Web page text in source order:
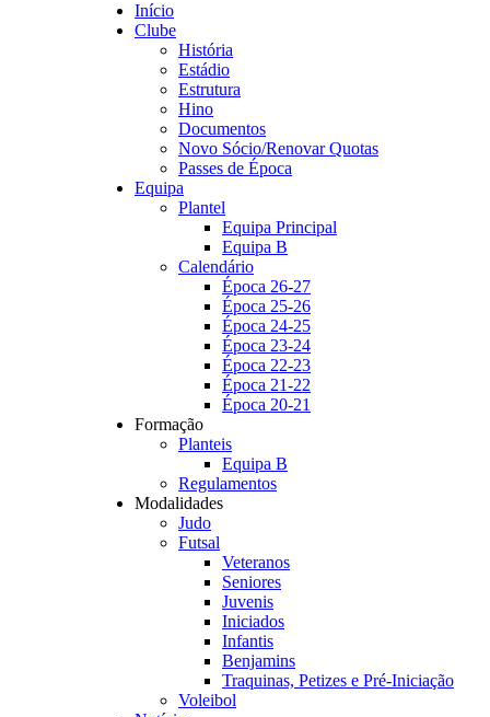
Início
Clube
História
Estádio
Estrutura
Hino
Documentos
Novo Sócio/Renovar Quotas
Passes de Época
Equipa
Plantel
Equipa Principal
Equipa B
Calendário
Época 26-27
Época 25-26
Época 24-25
Época 23-24
Época 22-23
Época 21-22
Época 20-21
Formação
Planteis
Equipa B
Regulamentos
Modalidades
Judo
Futsal
Veteranos
Seniores
Juvenis
Iniciados
Infantis
Benjamins
Traquinas, Petizes e Pré-Iniciação
Voleibol